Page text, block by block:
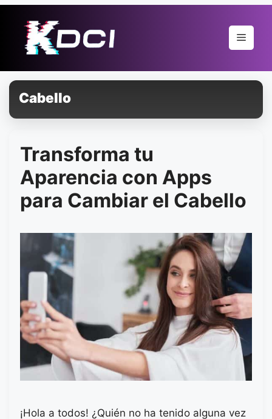
conteúdo
Menu
Cabello
Transforma tu
Aparencia con Apps
para Cambiar el Cabello
¡Hola a todos! ¿Quién no ha tenido alguna vez